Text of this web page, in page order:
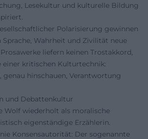
Lesekultur und kulturelle Bildung
Polarisierung gewinnen
Sprache, Wahrheit und Zivilität neue
liefern keinen Trostakkord,
einer kritischen Kulturtechnik:
genau hinschauen, Verantwortung
und Debattenkultur
Wolf wiederholt als moralische
eigenständige Erzählerin.
Konsensautorität: Der sogenannte